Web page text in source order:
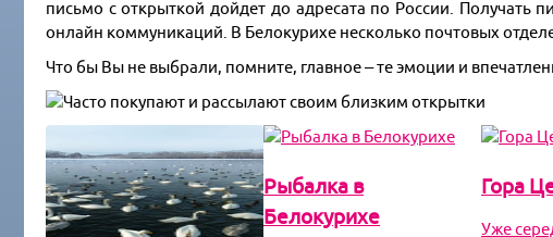
письмо с открыткой дойдет до адресата по России. Получать
онлайн коммуникаций. В Белокурихе несколько почтовых
Что бы Вы не выбрали, помните, главное – те эмоции и
Рыбалка в
Белокурихе
Гора
Уже